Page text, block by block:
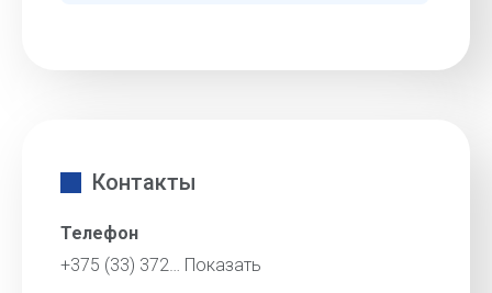
Контакты
Телефон
+375 (33) 372… Показать